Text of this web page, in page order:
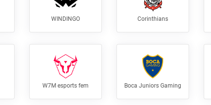
WINDINGO Corinthians
W7M esports fem Boca Juniors Gaming